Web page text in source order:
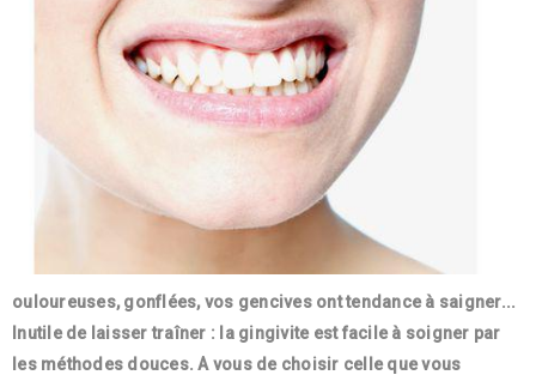
ouloureuses, gonflées, vos gencives ont tendance à saigner...
Inutile de laisser traîner : la gingivite est facile à soigner par
les méthodes douces. A vous de choisir celle que vous